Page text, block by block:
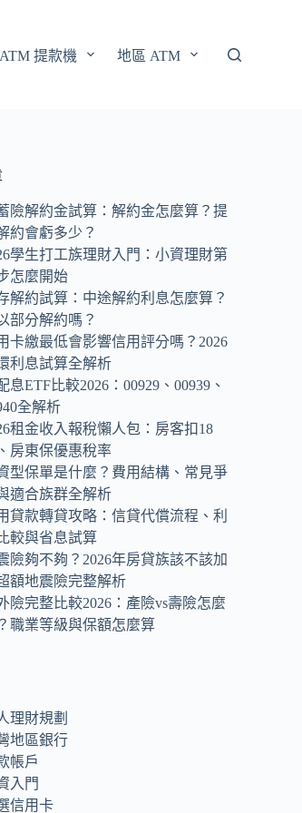
提款機 地區 ATM
險解約金試算：解約金怎麼算？提
約會虧多少？
學生打工族理財入門：小資理財第
怎麼開始
解約試算：中途解約利息怎麼算？
部分解約嗎？
卡繳最低會影響信用評分嗎？2026
利息試算全解析
息ETF比較2026：00929、00939、
全解析
租金收入報稅懶人包：房客扣18
房東保優惠稅率
型保單是什麼？費用結構、常見爭
適合族群全解析
貸款轉貸攻略：信貸代償流程、利
較與省息試算
險夠不夠？2026年房貸族該不該加
額地震險完整解析
險完整比較2026：產險vs壽險怎麼
職業等級與保額怎麼算
理財規劃
地區銀行
帳戶
入門
信用卡